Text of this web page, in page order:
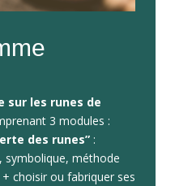
sur les runes de
3 modules :
des runes”:
symbolique, méthode
choisir ou fabriquer ses